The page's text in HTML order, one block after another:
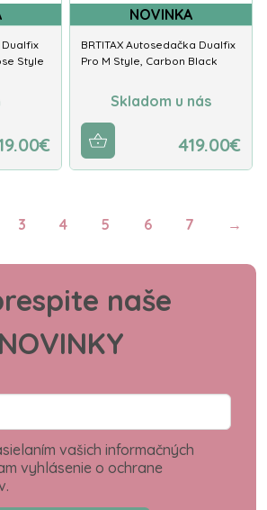
Dualfix
Style
NOVINKA
BRTITAX Autosedačka Dualfix
Pro M Style, Carbon Black
Skladom u nás
419.00€
3 4 5 6 7 →
naše
NOVINKY
vašich informačných
vyhlásenie o ochrane